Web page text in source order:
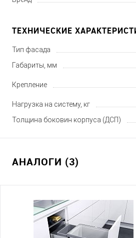
ТЕХНИЧЕСКИЕ
Тип фасада
Габариты, мм
Крепление
Нагрузка на систему, кг
Толщина боковин корпуса (ДСП)
АНАЛОГИ (3)